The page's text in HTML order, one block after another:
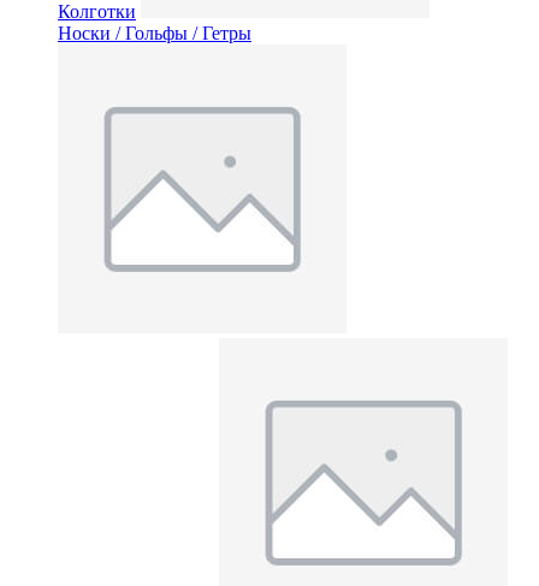
Колготки
Носки / Гольфы / Гетры